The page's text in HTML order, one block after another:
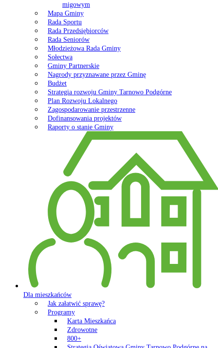
migowym
Mapa Gminy
Rada Sportu
Rada Przedsiębiorców
Rada Seniorów
Młodzieżowa Rada Gminy
Sołectwa
Gminy Partnerskie
Nagrody przyznawane przez Gminę
Budżet
Strategia rozwoju Gminy Tarnowo Podgórne
Plan Rozwoju Lokalnego
Zagospodarowanie przestrzenne
Dofinansowania projektów
Raporty o stanie Gminy
Dla mieszkańców
Jak załatwić sprawę?
Programy
Karta Mieszkańca
Zdrowotne
800+